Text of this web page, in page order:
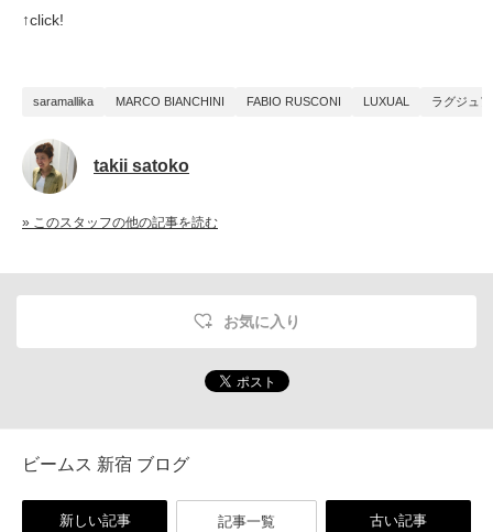
↑click!
saramallika MARCO BIANCHINI FABIO RUSCONI LUXUAL ラグジュ
takii satoko
» このスタッフの他の記事を読む
お気に入り
ビームス 新宿 ブログ
新しい記事 記事一覧 古い記事